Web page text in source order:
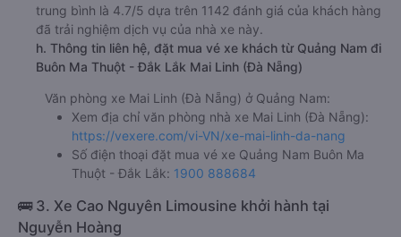
trung bình là 4.7/5 dựa trên 1142 đánh giá của khách hàng
đã trải nghiệm dịch vụ của nhà xe này.
h. Thông tin liên hệ, đặt mua vé xe khách từ Quảng Nam đi
Buôn Ma Thuột - Đắk Lắk Mai Linh (Đà Nẵng)
Văn phòng xe Mai Linh (Đà Nẵng) ở Quảng Nam:
Xem địa chỉ văn phòng nhà xe Mai Linh (Đà Nẵng):
https://vexere.com/vi-VN/xe-mai-linh-da-nang
Số điện thoại đặt mua vé xe Quảng Nam Buôn Ma
Thuột - Đắk Lắk: 1900 888684
🚌 3. Xe Cao Nguyên Limousine khởi hành tại
Nguyễn Hoàng